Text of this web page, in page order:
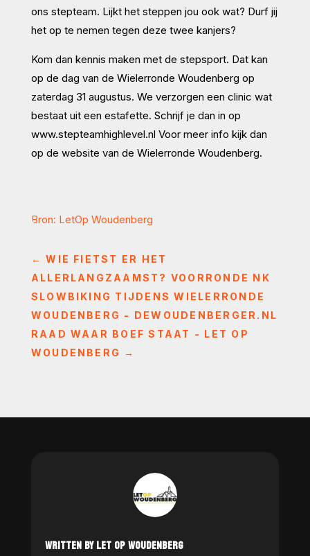
ons stepteam. Lijkt het steppen jou ook wat? Durf jij
het op te nemen tegen deze twee kanjers?
Kom dan kennis maken met de stepsport. Dat kan
op de dag van de Wielerronde Woudenberg op
zaterdag 31 augustus. We verzorgen een clinic wat
bestaat uit een estafette. Schrijf je dan in op
www.stepteamhighlevel.nl Voor meer info kijk dan
op de website van de Wielerronde Woudenberg.
Bron: LetOp Woudenberg
←WIE FIETST ER HET
ALLERLANGZAAMST? VOORRONDE NK
SLOWBIKING TIJDENS WIELERRONDE
WOUDENBERG - DEWOUDENBERGER.NL
RAAD WAAR BOEF STAAT - LET OP
WOUDENBERG →
WRITTEN BY LET OP WOUDENBERG